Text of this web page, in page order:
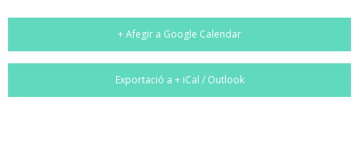
+ Afegir a Google Calendar
Exportació a + iCal / Outlook